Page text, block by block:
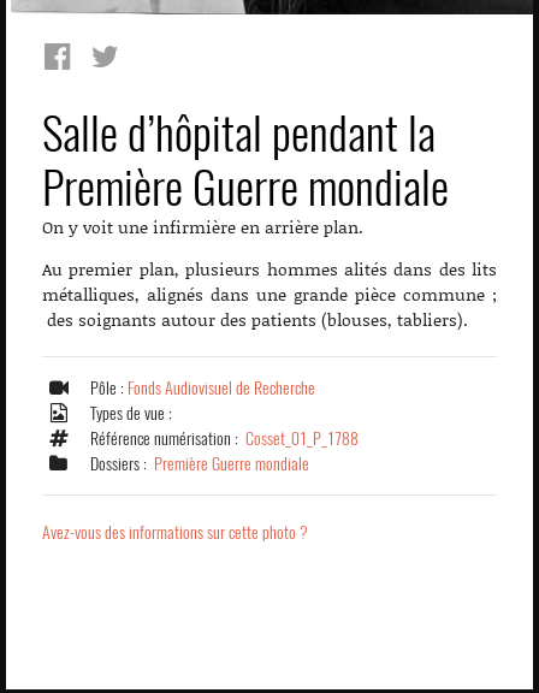
Salle d’hôpital pendant la
Première Guerre mondiale
On y voit une infirmière en arrière plan.
Au premier plan, plusieurs hommes alités dans des lits
métalliques, alignés dans une grande pièce commune ;
des soignants autour des patients (blouses, tabliers).
Pôle : Fonds Audiovisuel de Recherche
Types de vue :
Référence numérisation : Cosset_01_P_1788
Dossiers : Première Guerre mondiale
Avez-vous des informations sur cette photo ?